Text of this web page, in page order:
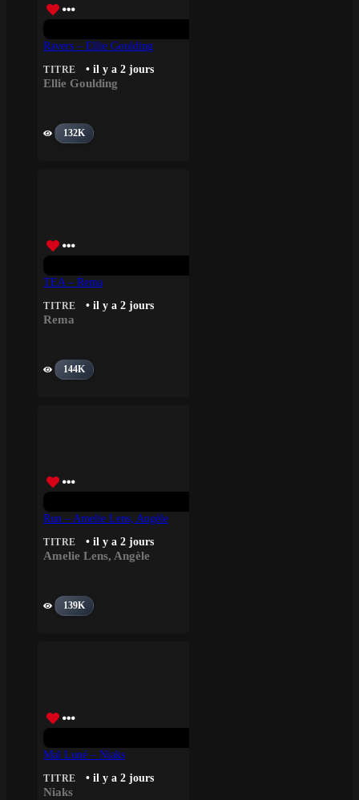
Ravers – Ellie Goulding
TITRE • il y a 2 jours
Ellie Goulding
132K
TEA – Rema
TITRE • il y a 2 jours
Rema
144K
Run – Amelie Lens, Angèle
TITRE • il y a 2 jours
Amelie Lens, Angèle
139K
Mal Luné – Niaks
TITRE • il y a 2 jours
Niaks